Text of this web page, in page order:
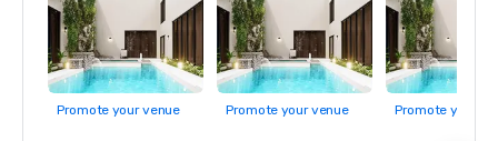
Promote your venue Promote your venue Promote your